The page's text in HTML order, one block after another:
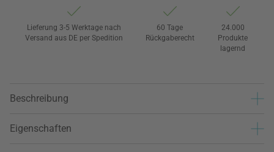
Lieferung 3-5 Werktage nach
Versand aus DE per Spedition
60 Tage
Rückgaberecht
24.000
Produkte
lagernd
Beschreibung
Eigenschaften